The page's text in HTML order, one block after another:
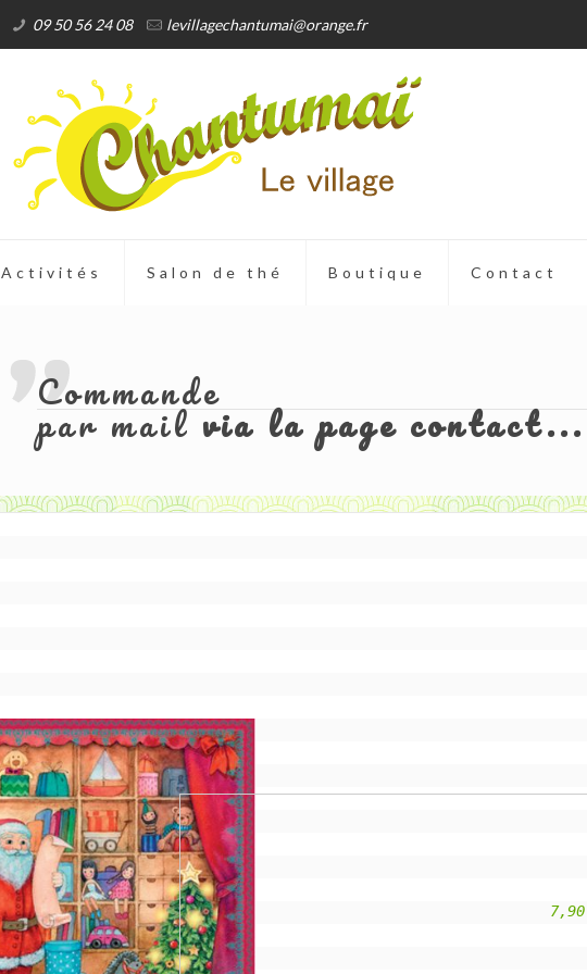
09 50 56 24 08 levillagechantumai@orange.fr
Activités Salon de thé Boutique Contact
Commande
par mailvia la page contact...